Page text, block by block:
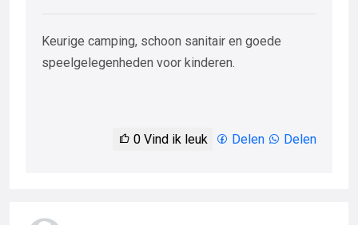
Keurige camping, schoon sanitair en goede
speelgelegenheden voor kinderen.
0 Vind ik leuk Delen Delen